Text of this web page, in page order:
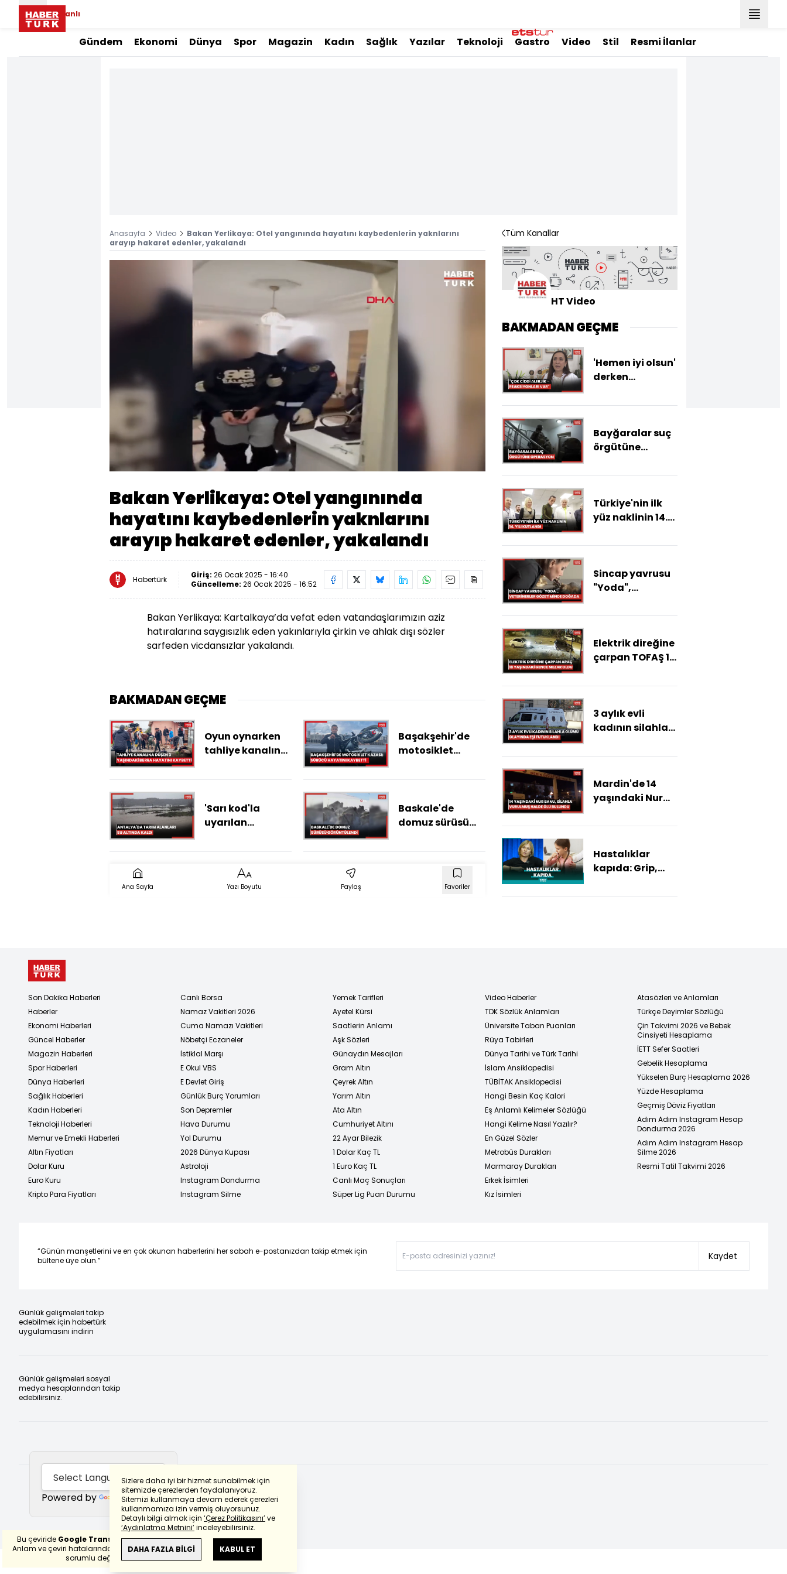
Canlı
Gündem Ekonomi Dünya Spor Magazin Kadın Sağlık Yazılar Teknoloji Gastro Video Stil Resmi İlanlar
Anasayfa Video
Bakan Yerlikaya: Otel yangınında hayatını kaybedenlerin yaknlarını
arayıp hakaret edenler, yakalandı
Yüklendi
100.00%
Bakan Yerlikaya: Otel yangınında
hayatını kaybedenlerin yaknlarını
arayıp hakaret edenler, yakalandı
Habertürk Giriş: 26 Ocak 2025 - 16:40
Güncelleme: 26 Ocak 2025 - 16:52
Bakan Yerlikaya: Kartalkaya’da vefat eden vatandaşlarımızın aziz
hatıralarına saygısızlık eden yakınlarıyla çirkin ve ahlak dışı sözler
sarfeden vicdansızlar yakalandı.
BAKMADAN GEÇME
Oyun oynarken
tahliye kanalına
yaşındaki Berra
kaybetti
Başakşehir'de
motosiklet
hayatını
'Sarı kod'la
uyarılan
tarım alanları su
Baskale'de
domuz sürüsü
Ana Sayfa Yazı Boyutu Paylaş Favoriler
Tüm Kanallar
HT Video
BAKMADAN GEÇME
'Hemen iyi olsun'
derken
karşı yenik
Bayğaralar suç
örgütüne
şüpheli
Türkiye'nin ilk
yüz naklinin 14.
Sincap yavrusu
"Yoda",
gözetiminde
hayatta
kalmayı
Elektrik direğine
çarpan TOFAŞ 18
mezar oldu: Feci
3 aylık evli
kadının silahla
eşi tutuklandı
Mardin'de 14
yaşındaki Nur
vurulmuş halde
Hastalıklar
kapıda: Grip,
Streptokok,
Sizlere daha iyi bir hizmet sunabilmek için
sitemizde çerezlerden faydalanıyoruz.
Sitemizi kullanmaya devam ederek çerezleri
kullanmamıza izin vermiş oluyorsunuz.
Detaylı bilgi almak için ‘Çerez Politikasını’ve
‘Aydınlatma Metnini’inceleyebilirsiniz.
DAHA FAZLA BİLGİ KABUL ET
Son Dakika Haberleri
Haberler
Ekonomi Haberleri
Güncel Haberler
Magazin Haberleri
Spor Haberleri
Dünya Haberleri
Sağlık Haberleri
Kadın Haberleri
Teknoloji Haberleri
Memur ve Emekli Haberleri
Altın Fiyatları
Dolar Kuru
Euro Kuru
Kripto Para Fiyatları
Canlı Borsa
Namaz Vakitleri 2026
Cuma Namazı Vakitleri
Nöbetçi Eczaneler
İstiklal Marşı
E Okul VBS
E Devlet Giriş
Günlük Burç Yorumları
Son Depremler
Hava Durumu
Yol Durumu
2026 Dünya Kupası
Astroloji
Instagram Dondurma
Instagram Silme
Yemek Tarifleri
Ayetel Kürsi
Saatlerin Anlamı
Aşk Sözleri
Günaydın Mesajları
Gram Altın
Çeyrek Altın
Yarım Altın
Ata Altın
Cumhuriyet Altını
22 Ayar Bilezik
1 Dolar Kaç TL
1 Euro Kaç TL
Canlı Maç Sonuçları
Süper Lig Puan Durumu
Video Haberler
TDK Sözlük Anlamları
Üniversite Taban Puanları
Rüya Tabirleri
Dünya Tarihi ve Türk Tarihi
İslam Ansiklopedisi
TÜBİTAK Ansiklopedisi
Hangi Besin Kaç Kalori
Eş Anlamlı Kelimeler Sözlüğü
Hangi Kelime Nasıl Yazılır?
En Güzel Sözler
Metrobüs Durakları
Marmaray Durakları
Erkek İsimleri
Kız İsimleri
Atasözleri ve Anlamları
Türkçe Deyimler Sözlüğü
Çin Takvimi 2026 ve Bebek
Cinsiyeti Hesaplama
İETT Sefer Saatleri
Gebelik Hesaplama
Yükselen Burç Hesaplama 2026
Yüzde Hesaplama
Geçmiş Döviz Fiyatları
Adım Adım Instagram Hesap
Dondurma 2026
Adım Adım Instagram Hesap
Silme 2026
Resmi Tatil Takvimi 2026
“Günün manşetlerini ve en çok okunan haberlerini her sabah e-postanızdan takip etmek için
bültene üye olun.”
Kaydet
Günlük gelişmeleri takip
edebilmek için habertürk
uygulamasını indirin
Günlük gelişmeleri sosyal
medya hesaplarından takip
edebilirsiniz.
Powered by Translate
Bu çeviride Google Transletekullanılmıştır.
Anlam ve çeviri hatalarından
haberturk.com
sorumlu değildir.